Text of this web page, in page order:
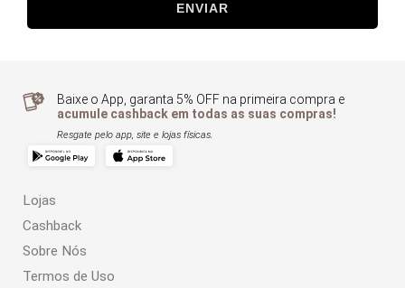
ENVIAR
Baixe o App, garanta 5% OFF na primeira compra e
acumule cashback em todas as suas compras!
Resgate pelo app, site e lojas físicas.
Lojas
Cashback
Sobre Nós
Termos de Uso